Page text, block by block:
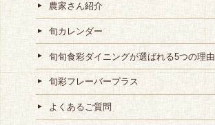
農家さん紹介
旬カレンダー
旬旬食彩ダイニングが選ばれる5つの理由
旬彩フレーバープラス
よくあるご質問